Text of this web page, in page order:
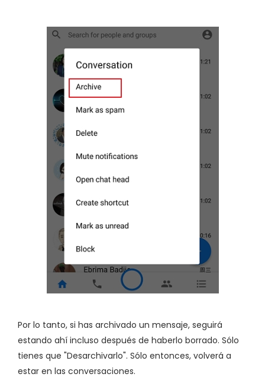
Por lo tanto, si has archivado un mensaje, seguirá
estando ahí incluso después de haberlo borrado. Sólo
tienes que "Desarchivarlo". Sólo entonces, volverá a
estar en las conversaciones.